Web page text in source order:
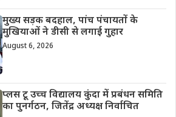
मुख्य सड़क बदहाल, पांच पंचायतों के
मुखियाओं ने डीसी से लगाई गुहार
August 6, 2026
प्लस टू उच्च विद्यालय कुंदा में प्रबंधन समिति
का पुनर्गठन, जितेंद्र अध्यक्ष निर्वाचित